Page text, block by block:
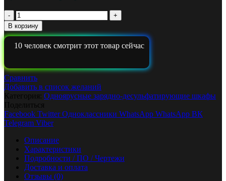
Количество
Зарядно-
десульфатирующий
шкаф
Светоч-05-
В корзину
10 человек смотрит этот товар сейчас
Сравнить
Добавить в список желаний
Категория: Одноярусные зарядно-десульфатирующие шкафы
Поделиться
Facebook Twitter Одноклассники WhatsApp WhatsApp ВК
Telegram Viber
Описание
Характеристики
Подробности / ПО / Чертежи
Доставка и оплата
Отзывы (0)